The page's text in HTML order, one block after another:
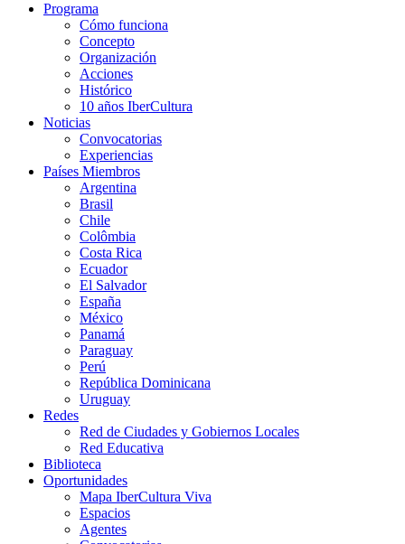
Programa
Cómo funciona
Concepto
Organización
Acciones
Histórico
10 años IberCultura
Noticias
Convocatorias
Experiencias
Países Miembros
Argentina
Brasil
Chile
Colômbia
Costa Rica
Ecuador
El Salvador
España
México
Panamá
Paraguay
Perú
República Dominicana
Uruguay
Redes
Red de Ciudades y Gobiernos Locales
Red Educativa
Biblioteca
Oportunidades
Mapa IberCultura Viva
Espacios
Agentes